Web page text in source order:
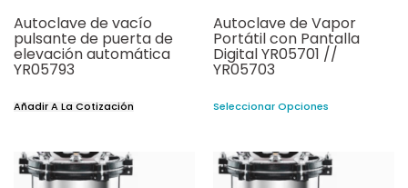
Autoclave de vacío
pulsante de puerta de
elevación automática
YR05793
Añadir A La Cotización
Autoclave de Vapor
Portátil con Pantalla
Digital YR05701 //
YR05703
Seleccionar Opciones